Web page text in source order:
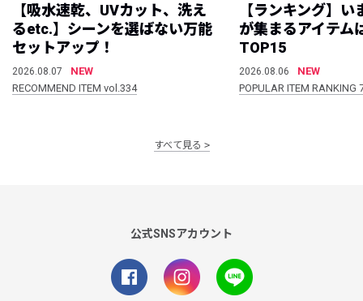
【吸水速乾、UVカット、洗え
るetc.】シーンを選ばない万能
セットアップ！
2026.08.07
NEW
RECOMMEND ITEM vol.334
【ランキング】
が集まるアイテム
TOP15
2026.08.06
NEW
POPULAR ITEM
すべて見る
公式SNSアカウント